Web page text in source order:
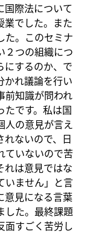
国際法について
業でした。また
た。このセミナ
２つの組織につ
にするのか、で
かれ議論を行い
前知識が問われ
たです。私は国
人の意見が言え
ないので、日
ていないので苦
れは意見ではな
いません」と言
意見になる言葉
した。最終課題
面すごく苦労し